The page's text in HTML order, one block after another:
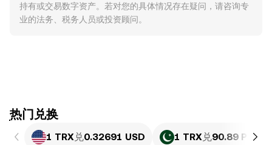
持有或交易数字资产。若对您的具体情况存在疑问，请咨询专
业的法务、税务人员或投资顾问。
ִִִִִִִִִִִִִִִִִִִִִִִִִִִִִִִִִִִִִִִִִִִִִִִִ热门兑换
1 TRX兑0.32691 USD 1 TRX兑90.89 PKR